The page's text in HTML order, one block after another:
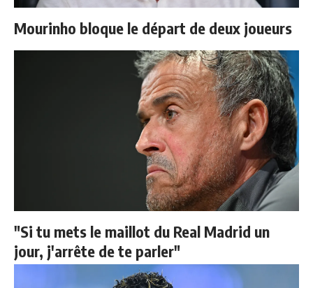
Mourinho bloque le départ de deux joueurs
"Si tu mets le maillot du Real Madrid un
jour, j'arrête de te parler"